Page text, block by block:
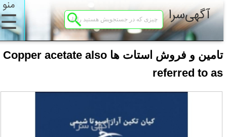
منو
☰ آگهی‌سرا
تامین و فروش استات ها Copper acetate also
referred to as